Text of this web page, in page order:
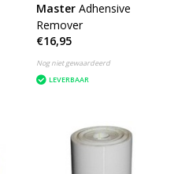
Master Adhensive
Remover
€16,95
Nog niet gewaardeerd
LEVERBAAR